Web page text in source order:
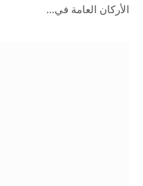
الأركان العامة في…